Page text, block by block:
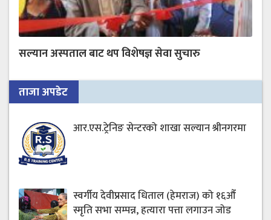
सल्यान अस्पताल बाट थप विशेषज्ञ सेवा सुचारु
ताजा अपडेट
आर.एस.ट्रेनिङ सेन्टरको शाखा सल्यान श्रीनगरमा
स्वर्गीय देवीप्रसाद धिताल (हेमराज) को १६औँ
स्मृति सभा सम्पन्न, हत्यारा पत्ता लगाउन जोड